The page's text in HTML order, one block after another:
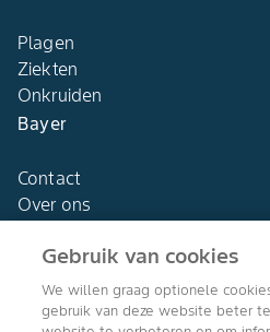
Plagen
Ziekten
Onkruiden
Bayer
Contact
Over ons
Agro Bayer
Gebruik van cookies
We willen graag optionele
gebruik van deze website beter